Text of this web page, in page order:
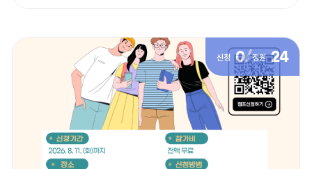
신청 0/정원 24